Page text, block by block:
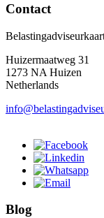
Contact
Huizermaatweg 31
1273 NA Huizen
Netherlands
Blog